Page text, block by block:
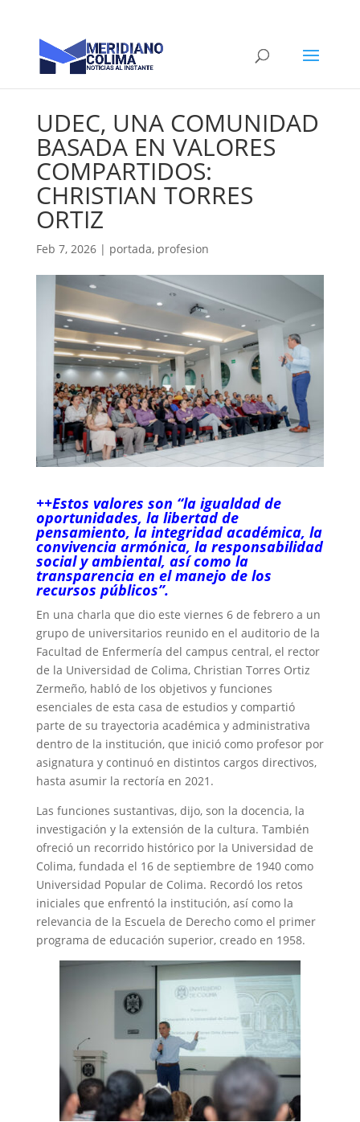
UDEC, UNA COMUNIDAD
BASADA EN VALORES
COMPARTIDOS:
CHRISTIAN TORRES
ORTIZ
Feb 7, 2026| portada, profesion
++Estos valores son “la igualdad de
oportunidades, la libertad de
pensamiento, la integridad académica, la
convivencia armónica, la responsabilidad
social y ambiental, así como la
transparencia en el manejo de los
recursos públicos”.
En una charla que dio este viernes 6 de febrero a un
grupo de universitarios reunido en el auditorio de la
Facultad de Enfermería del campus central, el rector
de la Universidad de Colima, Christian Torres Ortiz
Zermeño, habló de los objetivos y funciones
esenciales de esta casa de estudios y compartió
parte de su trayectoria académica y administrativa
dentro de la institución, que inició como profesor por
asignatura y continuó en distintos cargos directivos,
hasta asumir la rectoría en 2021.
Las funciones sustantivas, dijo, son la docencia, la
investigación y la extensión de la cultura. También
ofreció un recorrido histórico por la Universidad de
Colima, fundada el 16 de septiembre de 1940 como
Universidad Popular de Colima. Recordó los retos
iniciales que enfrentó la institución, así como la
relevancia de la Escuela de Derecho como el primer
programa de educación superior, creado en 1958.